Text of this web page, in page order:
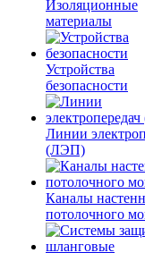
Изоляционные
материалы
Устройства
безопасности
Линии
(ЛЭП)
Каналы
потолочного